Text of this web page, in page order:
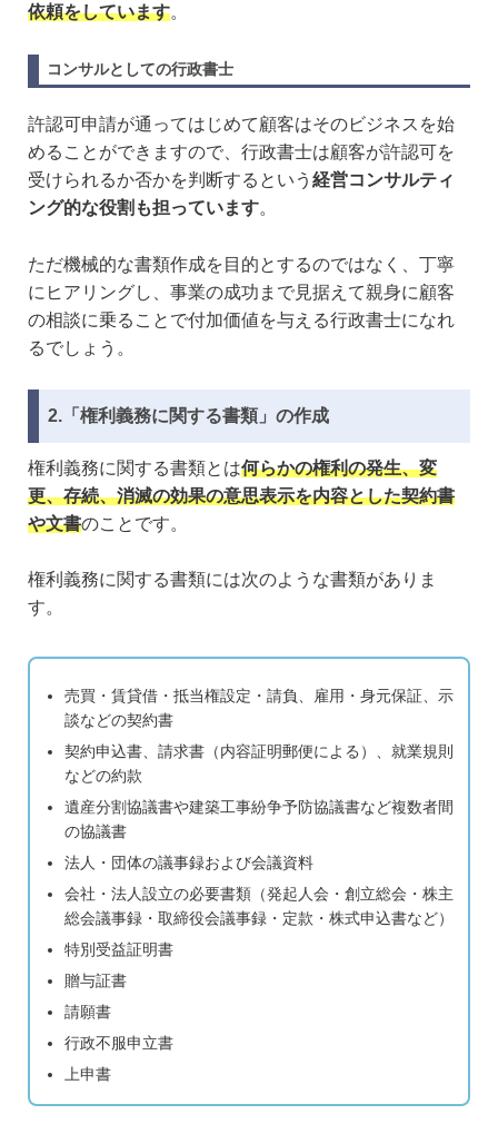
依頼をしています。
コンサルとしての行政書士
許認可申請が通ってはじめて顧客はそのビジネスを始
めることができますので、行政書士は顧客が許認可を
受けられるか否かを判断するという 経営コンサルティ
ング的な役割も担っています。
ただ機械的な書類作成を目的とするのではなく、丁寧
にヒアリングし、事業の成功まで見据えて親身に顧客
の相談に乗ることで付加価値を与える行政書士になれ
るでしょう。
2.「権利義務に関する書類」の作成
権利義務に関する書類とは何らかの権利の発生、変
更、存続、消滅の効果の意思表示を内容とした契約書
や文書のことです。
権利義務に関する書類には次のような書類がありま
す。
売買・賃貸借・抵当権設定・請負、雇用・身元保証、示
談などの契約書
契約申込書、請求書（内容証明郵便による）、就業規則
などの約款
遺産分割協議書や建築工事紛争予防協議書など複数者間
の協議書
法人・団体の議事録および会議資料
会社・法人設立の必要書類（発起人会・創立総会・株主
総会議事録・取締役会議事録・定款・株式申込書など）
特別受益証明書
贈与証書
請願書
行政不服申立書
上申書